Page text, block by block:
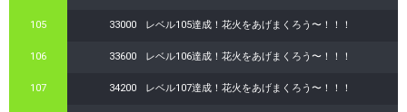
105 33000 レベル105達成！花火をあげまくろう〜！！！
106 33600 レベル106達成！花火をあげまくろう〜！！！
107 34200 レベル107達成！花火をあげまくろう〜！！！